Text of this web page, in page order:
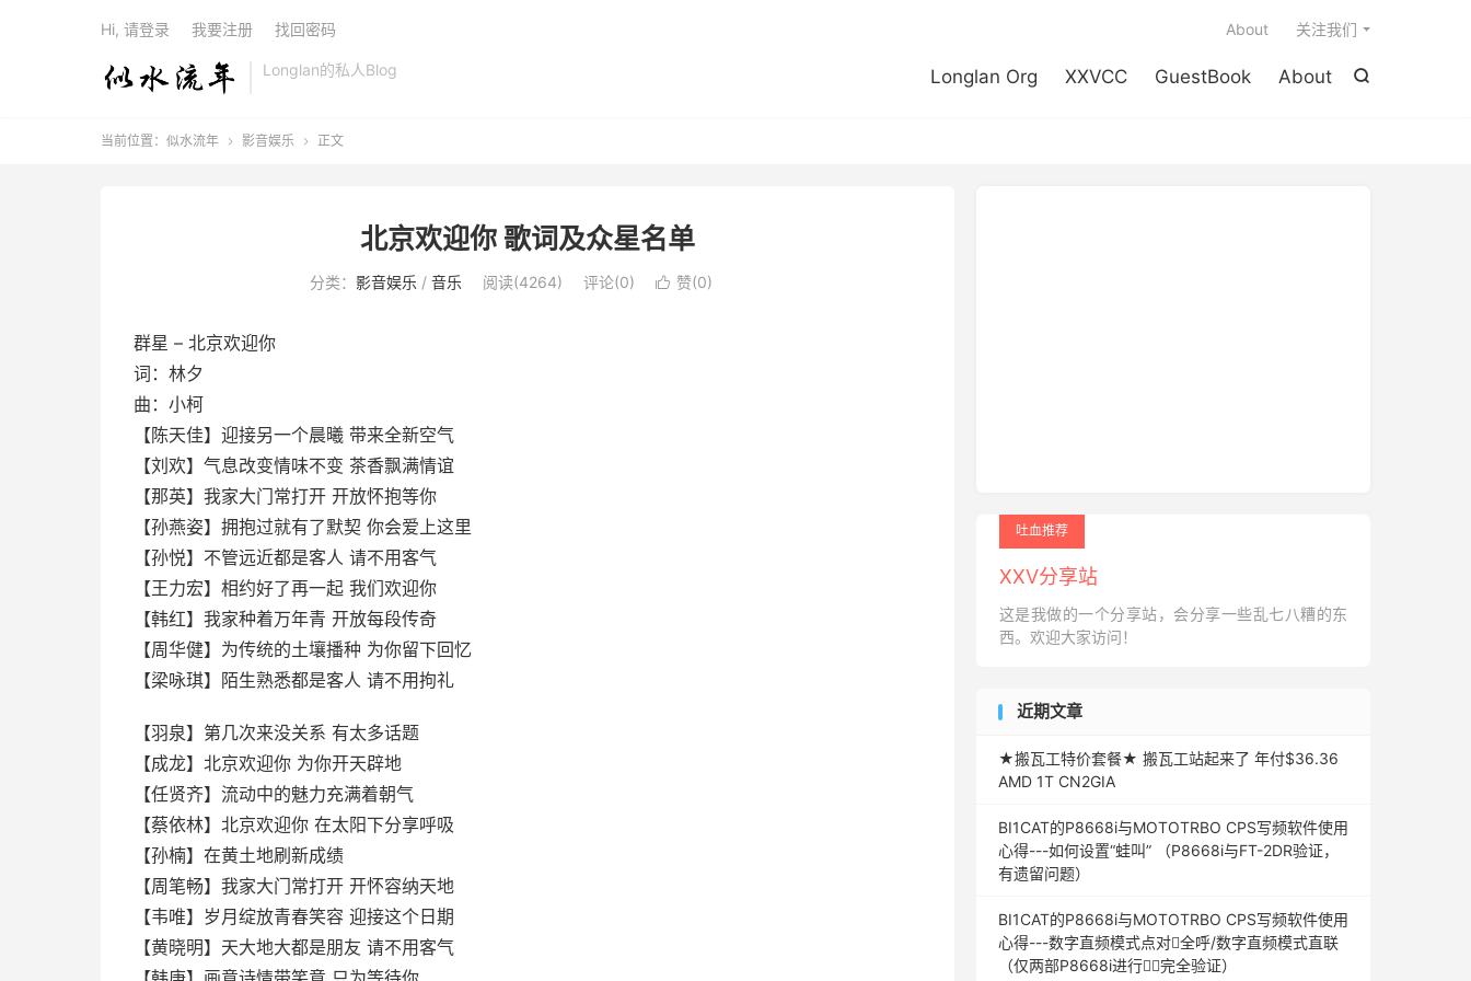
Longlan的私人Blog 
Longlan Org XXVCC GuestBook About
About 关注我们
Hi, 请登录 我要注册 找回密码
当前位置： 似水流年  影音娱乐  正文
北京欢迎你 歌词及众星名单
分类： 影音娱乐 / 音乐 阅读(4264) 评论(0)  赞(0)
群星 – 北京欢迎你
词：林夕
曲：小柯
【陈天佳】迎接另一个晨曦 带来全新空气
【刘欢】气息改变情味不变 茶香飘满情谊
【那英】我家大门常打开 开放怀抱等你
【孙燕姿】拥抱过就有了默契 你会爱上这里
【孙悦】不管远近都是客人 请不用客气
【王力宏】相约好了再一起 我们欢迎你
【韩红】我家种着万年青 开放每段传奇
【周华健】为传统的土壤播种 为你留下回忆
【梁咏琪】陌生熟悉都是客人 请不用拘礼
【羽泉】第几次来没关系 有太多话题
【成龙】北京欢迎你 为你开天辟地
【任贤齐】流动中的魅力充满着朝气
【蔡依林】北京欢迎你 在太阳下分享呼吸
【孙楠】在黄土地刷新成绩
【周笔畅】我家大门常打开 开怀容纳天地
【韦唯】岁月绽放青春笑容 迎接这个日期
【黄晓明】天大地大都是朋友 请不用客气
吐血推荐
XXV分享站
这是我做的一个分享站，会分享一些乱七八糟的东
西。欢迎大家访问！
近期文章
★搬瓦工特价套餐★ 搬瓦工站起来了 年付$36.36
AMD 1T CN2GIA
BI1CAT的P8668i与MOTOTRBO CPS写频软件使用
心得---如何设置“蛙叫” （P8668i与FT-2DR验证，
有遗留问题）
BI1CAT的P8668i与MOTOTRBO CPS写频软件使用
心得---数字直频模式点对全呼/数字直频模式直联
（仅两部P8668i进行完全验证）